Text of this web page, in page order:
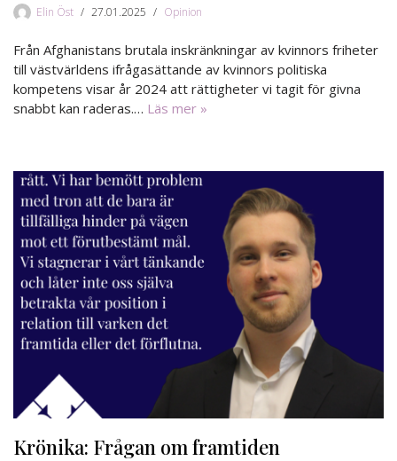
Elin Öst 27.01.2025 Opinion
Från Afghanistans brutala inskränkningar av kvinnors friheter
till västvärldens ifrågasättande av kvinnors politiska
kompetens visar år 2024 att rättigheter vi tagit för givna
snabbt kan raderas.… Läs mer »
Krönika: Frågan om framtiden